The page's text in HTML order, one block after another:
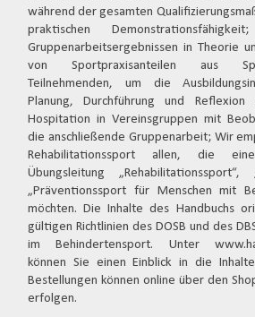
während der gesamten
praktischen
Gruppenarbeitsergebnissen in Theorie
von Sportpraxisanteilen aus
Teilnehmenden, um die
Planung, Durchführung und Reflexion
Hospitation in Vereinsgruppen mit
die anschließende Gruppenarbeit; Wir
Rehabilitationssport allen, die
Übungsleitung
„Präventionssport für Menschen mit
möchten. Die Inhalte des Handbuchs
gültigen Richtlinien des DOSB und des
im Behindertensport. Unter
können Sie einen Einblick in die
Bestellungen können online über den
erfolgen.